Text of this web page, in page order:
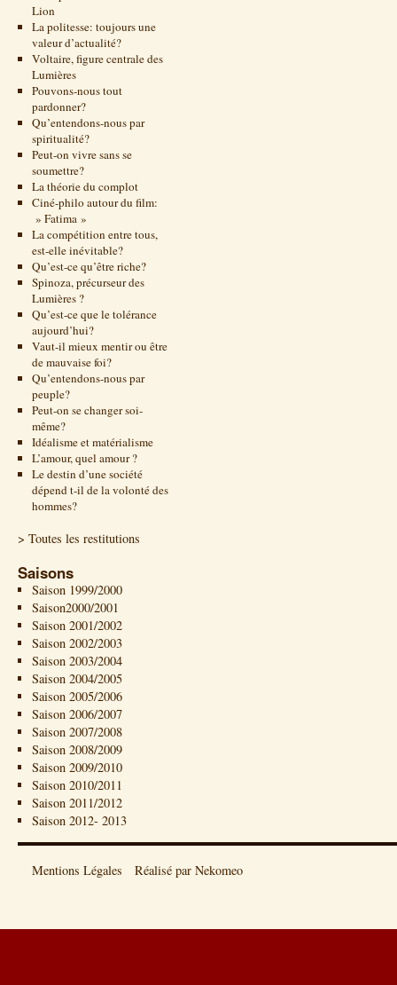
Lion
La politesse: toujours une
valeur d’actualité?
Voltaire, figure centrale des
Lumières
Pouvons-nous tout
pardonner?
Qu’entendons-nous par
spiritualité?
Peut-on vivre sans se
soumettre?
La théorie du complot
Ciné-philo autour du film:
» Fatima »
La compétition entre tous,
est-elle inévitable?
Qu’est-ce qu’être riche?
Spinoza, précurseur des
Lumières ?
Qu’est-ce que le tolérance
aujourd’hui?
Vaut-il mieux mentir ou être
de mauvaise foi?
Qu’entendons-nous par
peuple?
Peut-on se changer soi-
même?
Idéalisme et matérialisme
L’amour, quel amour ?
Le destin d’une société
dépend t-il de la volonté des
hommes?
> Toutes les restitutions
Saisons
Saison 1999/2000
Saison2000/2001
Saison 2001/2002
Saison 2002/2003
Saison 2003/2004
Saison 2004/2005
Saison 2005/2006
Saison 2006/2007
Saison 2007/2008
Saison 2008/2009
Saison 2009/2010
Saison 2010/2011
Saison 2011/2012
Saison 2012- 2013
Mentions Légales Réalisé par Nekomeo